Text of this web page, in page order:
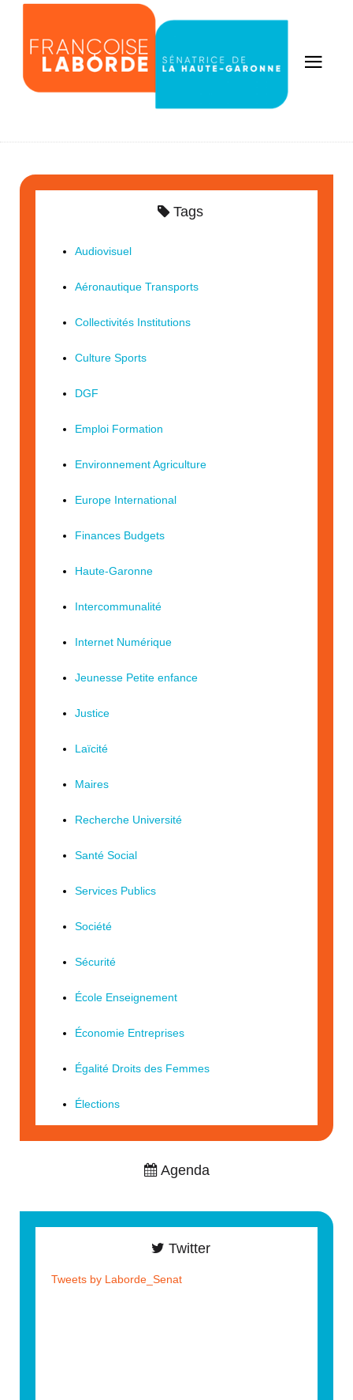
Tags
Audiovisuel
Aéronautique Transports
Collectivités Institutions
Culture Sports
DGF
Emploi Formation
Environnement Agriculture
Europe International
Finances Budgets
Haute-Garonne
Intercommunalité
Internet Numérique
Jeunesse Petite enfance
Justice
Laïcité
Maires
Recherche Université
Santé Social
Services Publics
Société
Sécurité
École Enseignement
Économie Entreprises
Égalité Droits des Femmes
Élections
Agenda
Twitter
Tweets by Laborde_Senat